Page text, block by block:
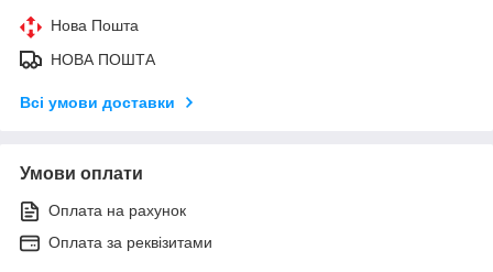
Нова Пошта
НОВА ПОШТА
Всі умови доставки
Умови оплати
Оплата на рахунок
Оплата за реквізитами